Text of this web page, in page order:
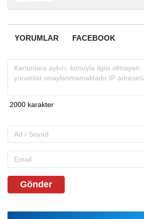
YORUMLAR FACEBOOK
Gönder